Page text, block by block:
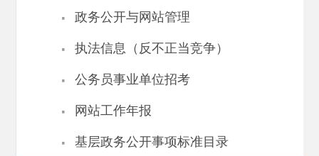
· 政务公开与网站管理
· 执法信息（反不正当竞争）
· 公务员事业单位招考
· 网站工作年报
· 基层政务公开事项标准目录